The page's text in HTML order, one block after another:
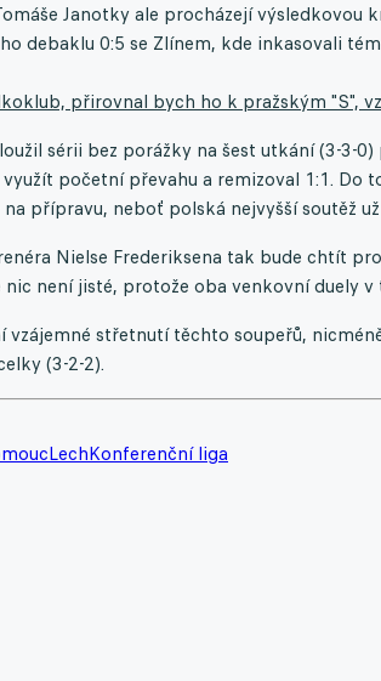
Janotky ale procházejí výsledkovou
debaklu 0:5 se Zlínem, kde inkasovali
přirovnal bych ho k pražským "S",
sérii bez porážky na šest utkání (3-3-
využít početní převahu a remizoval 1:1.
přípravu, neboť polská nejvyšší soutěž
Nielse Frederiksena tak bude chtít
nic není jisté, protože oba venkovní duely
vzájemné střetnutí těchto soupeřů,
(3-2-2).
LechKonferenční liga